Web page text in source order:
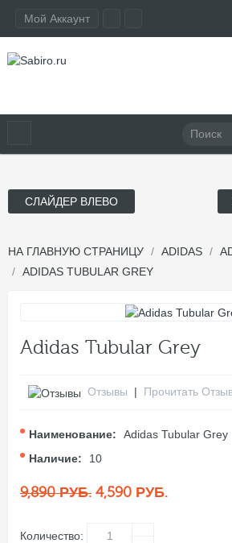
Мой Аккаунт
СЛАЙДЕР ВЛЕВО
НА ГЛАВНУЮ СТРАНИЦУ ADIDAS
ADIDAS TUBULAR GREY
Adidas Tubular Grey
Отзывы | Прочитать
Наименование:
Adidas Tubular Grey
Наличие:
10
9,890 РУБ. 4,590 РУБ.
Количество: